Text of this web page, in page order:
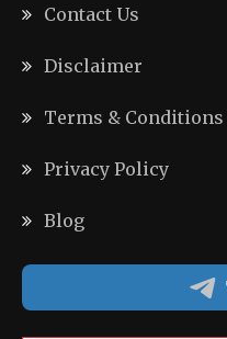
Contact Us
Disclaimer
Terms & Conditions
Privacy Policy
Blog